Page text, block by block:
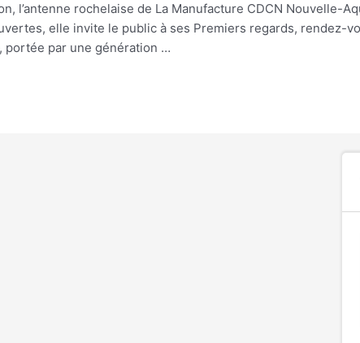
l’antenne rochelaise de La Manufacture CDCN Nouvelle-
elle invite le public à ses Premiers regards, rendez-
portée par une génération …